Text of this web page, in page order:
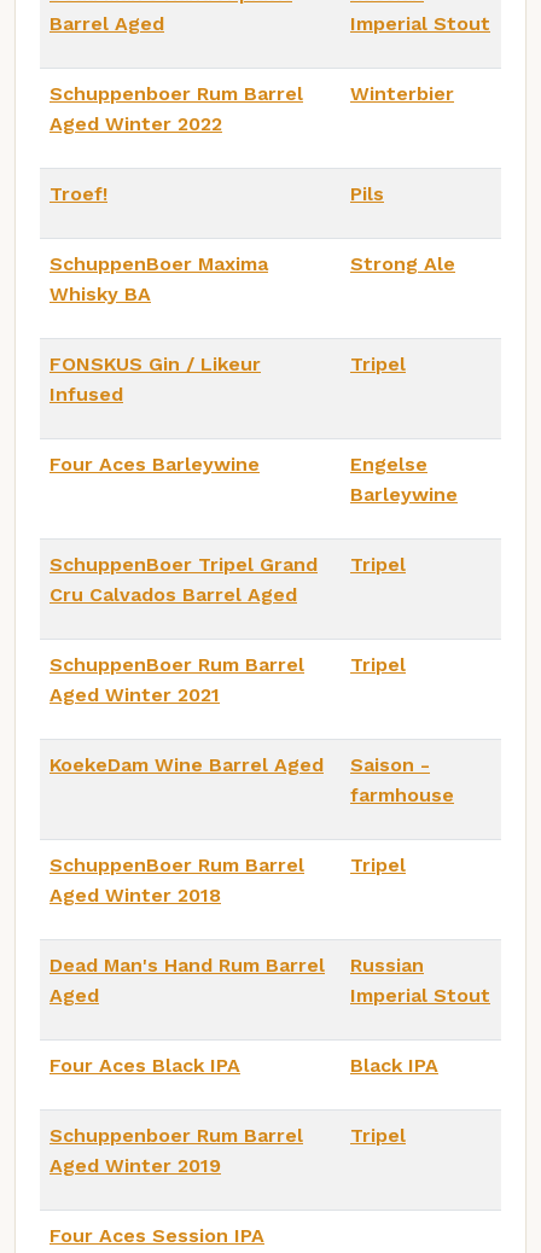
Barrel Aged
Imperial Stout
Schuppenboer Rum Barrel
Aged Winter 2022
Winterbier
Troef! Pils
SchuppenBoer Maxima
Whisky BA
Strong Ale
FONSKUS Gin / Likeur
Infused
Tripel
Four Aces Barleywine
Engelse
Barleywine
SchuppenBoer Tripel Grand
Cru Calvados Barrel Aged
Tripel
SchuppenBoer Rum Barrel
Aged Winter 2021
Tripel
KoekeDam Wine Barrel Aged
Saison -
farmhouse
SchuppenBoer Rum Barrel
Aged Winter 2018
Tripel
Dead Man's Hand Rum Barrel
Aged
Russian
Imperial Stout
Four Aces Black IPA Black IPA
Schuppenboer Rum Barrel
Aged Winter 2019
Tripel
Four Aces Session IPA